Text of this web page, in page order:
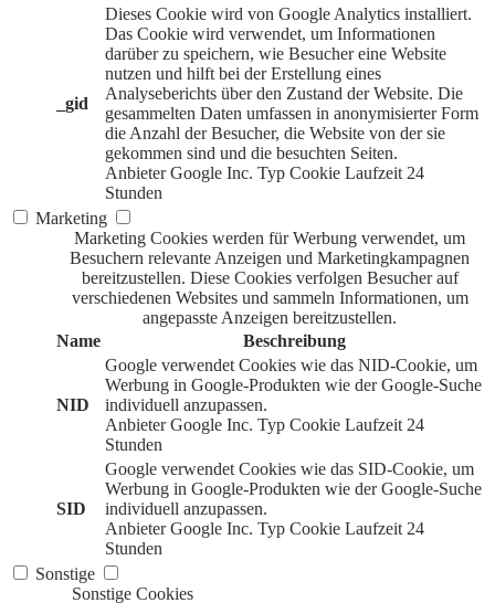
_gid
Dieses Cookie wird von Google Analytics installiert.
Das Cookie wird verwendet, um Informationen
darüber zu speichern, wie Besucher eine Website
nutzen und hilft bei der Erstellung eines
Analyseberichts über den Zustand der Website. Die
gesammelten Daten umfassen in anonymisierter Form
die Anzahl der Besucher, die Website von der sie
gekommen sind und die besuchten Seiten.
Anbieter Google Inc. Typ Cookie Laufzeit 24
Stunden
Marketing
Marketing Cookies werden für Werbung verwendet, um
Besuchern relevante Anzeigen und Marketingkampagnen
bereitzustellen. Diese Cookies verfolgen Besucher auf
verschiedenen Websites und sammeln Informationen, um
angepasste Anzeigen bereitzustellen.
Name
Beschreibung
NID
Google verwendet Cookies wie das NID-Cookie, um
Werbung in Google-Produkten wie der Google-Suche
individuell anzupassen.
Anbieter Google Inc. Typ Cookie Laufzeit 24
Stunden
SID
Google verwendet Cookies wie das SID-Cookie, um
Werbung in Google-Produkten wie der Google-Suche
individuell anzupassen.
Anbieter Google Inc. Typ Cookie Laufzeit 24
Stunden
Sonstige
Sonstige Cookies